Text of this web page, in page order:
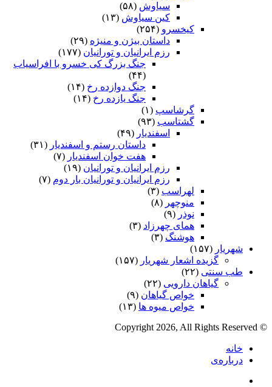
سیاوش (۵۸)
کین سیاوش (۱۳)
کیخسرو (۲۵۴)
داستان بیژن و منیژه (۲۹)
رزم ایرانیان و تورانیان (۱۷۷)
جنگ بزرگ کی خسرو با افراسیاب
(۴۴)
جنگ دوازده رخ (۱۴)
جنگ یازده رخ (۱۴)
گرشاسپ (۱)
گشتاسب (۹۳)
اسفندیار (۴۹)
داستان رستم و اسفندیار (۳۱)
هفت خوان اسفندیار (۷)
رزم ایرانیان و تورانیان (۱۹)
رزم ایرانیان و تورانیان بار دوم (۷)
لهراسب (۳)
منوچهر (۸)
نوذر (۹)
هماى چهرزاد (۳)
هوشنگ (۳)
شهریار (۱۵۷)
گزیده اشعار شهریار (۱۵۷)
طب سنتی (۲۲)
گیاهان دارویی (۲۲)
خواص گیاهان (۹)
خواص میوه ها (۱۳)
© Copyright 2026, All Rights Reserved
خانه
درباره‌ی